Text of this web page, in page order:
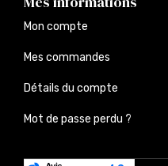
Mon compte
Mes commandes
Détails du compte
Mot de passe perdu ?